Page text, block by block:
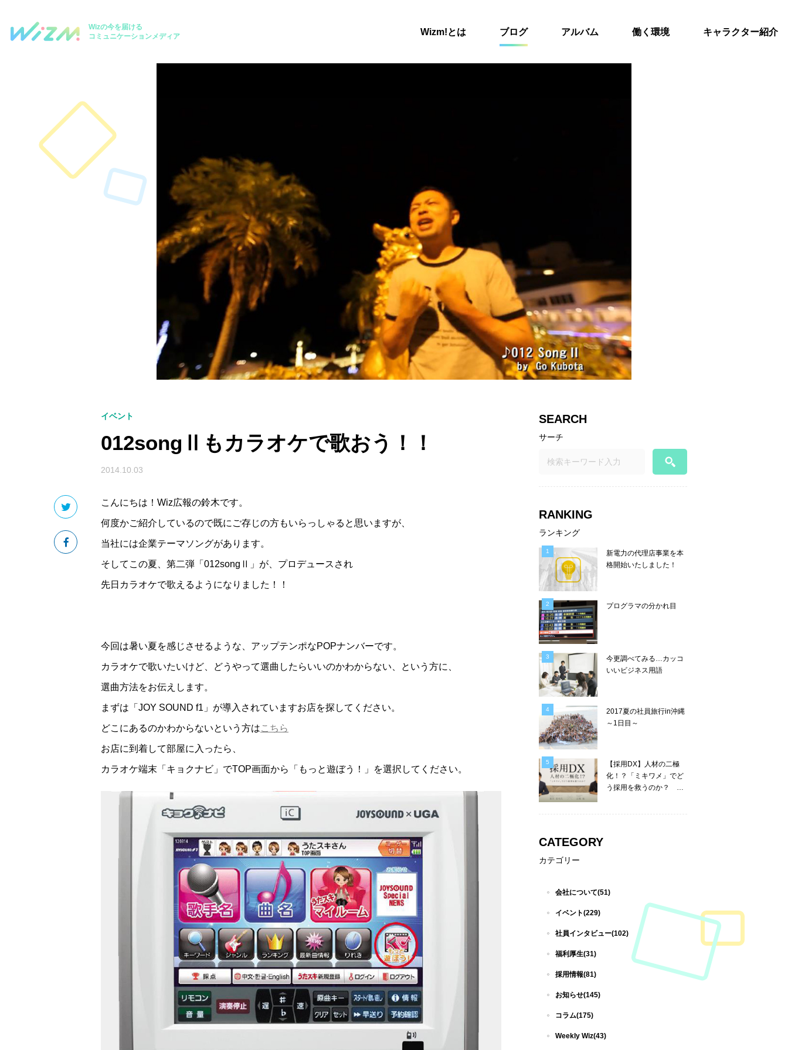
Wizの今を届ける
コミュニケーションメディア
Wizm!とは ブログ アルバム 働く環境 キャラクター紹介
イベント
012songⅡもカラオケで歌おう！！
2014.10.03
こんにちは！Wiz広報の鈴木です。
何度かご紹介しているので既にご存じの方もいらっしゃると思いますが、
当社には企業テーマソングがあります。
そしてこの夏、第二弾「012songⅡ」が、プロデュースされ
先日カラオケで歌えるようになりました！！
今回は暑い夏を感じさせるような、アップテンポなPOPナンバーです。
カラオケで歌いたいけど、どうやって選曲したらいいのかわからない、という方に、
選曲方法をお伝えします。
まずは「JOY SOUND f1」が導入されていますお店を探してください。
どこにあるのかわからないという方はこちら
お店に到着して部屋に入ったら、
カラオケ端末「キョクナビ」でTOP画面から「もっと遊ぼう！」を選択してください。
SEARCH
サーチ
RANKING
ランキング
新電力の代理店事業を本
格開始いたしました！
プログラマの分かれ目
今更調べてみる…カッコ
いいビジネス用語
2017夏の社員旅行in沖縄
～1日目～
【採用DX】人材の二極
化！？「ミキワメ」でど
う採用を救うのか？ ―
CATEGORY
カテゴリー
会社について(51)
イベント(229)
社員インタビュー(102)
福利厚生(31)
採用情報(81)
お知らせ(145)
コラム(175)
Weekly Wiz(43)